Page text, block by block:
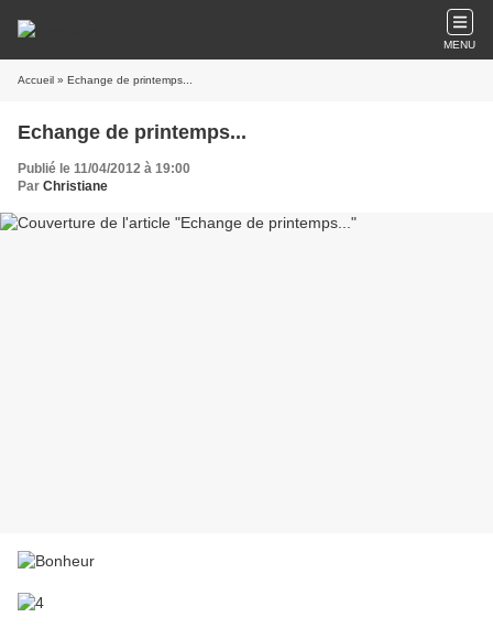
MENU
Accueil » Echange de printemps...
Echange de printemps...
Publié le 11/04/2012 à 19:00
Par Christiane